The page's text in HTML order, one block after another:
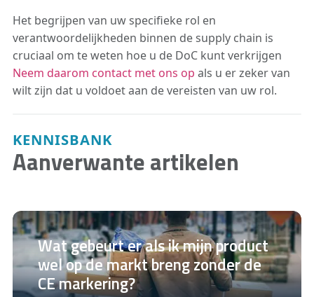
Het begrijpen van uw specifieke rol en
verantwoordelijkheden binnen de supply chain is
cruciaal om te weten hoe u de DoC kunt verkrijgen
Neem daarom contact met ons op als u er zeker van
wilt zijn dat u voldoet aan de vereisten van uw rol.
KENNISBANK
Aanverwante artikelen
Wat gebeurt er als ik mijn product
wel op de markt breng zonder de
CE markering?